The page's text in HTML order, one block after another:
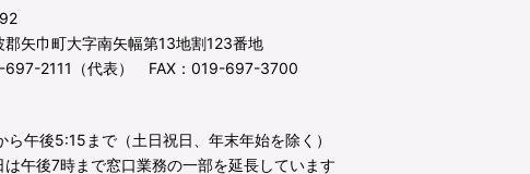
郡矢巾町大字南矢幅第13地割123番地
697-2111（代表） FAX：019-697-3700
午後5:15まで（土日祝日、年末年始を除く）
は午後7時まで窓口業務の一部を延長しています